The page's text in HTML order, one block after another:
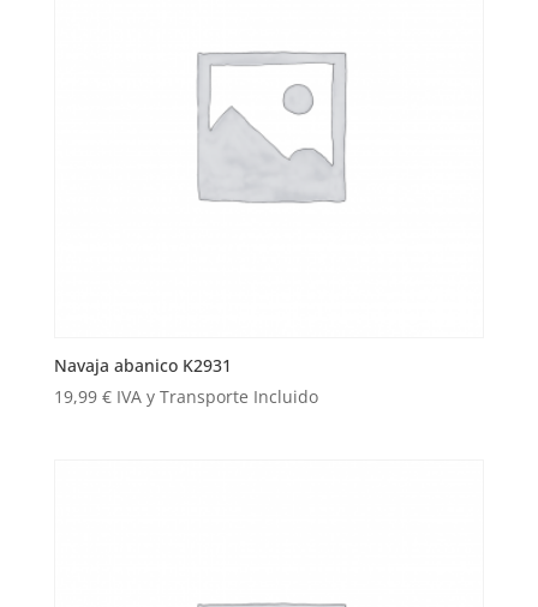
Navaja abanico K2931
19,99 € IVA y Transporte Incluido